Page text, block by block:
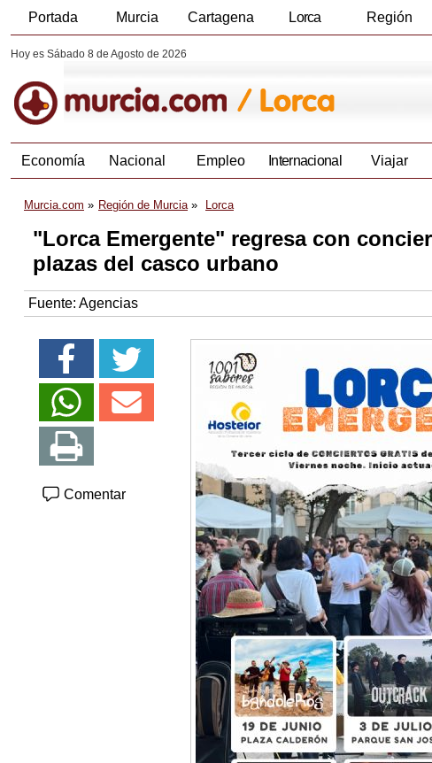
Portada Murcia Cartagena Lorca Región
Hoy es Sábado 8 de Agosto de 2026
Economía Nacional Empleo Internacional Viajar
Murcia.com Región de Murcia Lorca
"Lorca Emergente" regresa con
plazas del casco urbano
Fuente: Agencias
Comentar